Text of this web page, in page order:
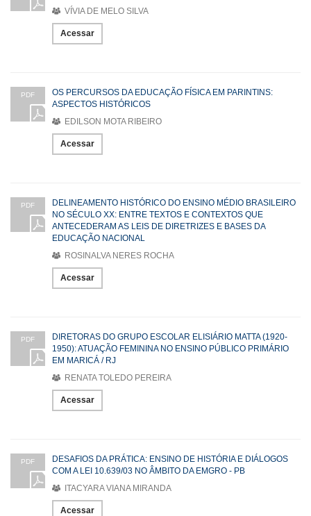
VÍVIA DE MELO SILVA
Acessar
PDF
OS PERCURSOS DA EDUCAÇÃO FÍSICA EM PARINTINS:
ASPECTOS HISTÓRICOS
EDILSON MOTA RIBEIRO
Acessar
PDF
DELINEAMENTO HISTÓRICO DO ENSINO MÉDIO BRASILEIRO
NO SÉCULO XX: ENTRE TEXTOS E CONTEXTOS QUE
ANTECEDERAM AS LEIS DE DIRETRIZES E BASES DA
EDUCAÇÃO NACIONAL
ROSINALVA NERES ROCHA
Acessar
PDF
DIRETORAS DO GRUPO ESCOLAR ELISIÁRIO MATTA (1920-
1950): ATUAÇÃO FEMININA NO ENSINO PÚBLICO PRIMÁRIO
EM MARICÁ / RJ
RENATA TOLEDO PEREIRA
Acessar
PDF
DESAFIOS DA PRÁTICA: ENSINO DE HISTÓRIA E DIÁLOGOS
COM A LEI 10.639/03 NO ÂMBITO DA EMGRO - PB
ITACYARA VIANA MIRANDA
Acessar